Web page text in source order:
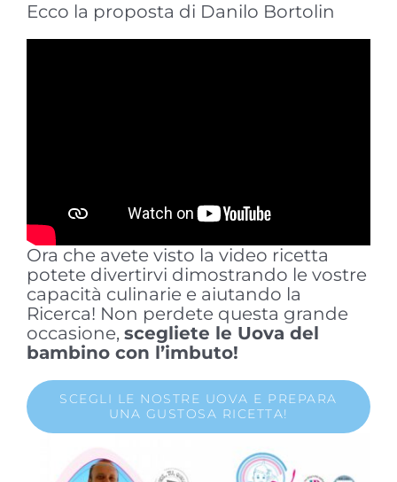
Ecco la proposta di Danilo Bortolin
Ora che avete visto la video ricetta
potete divertirvi dimostrando le vostre
capacità culinarie e aiutando la
Ricerca! Non perdete questa grande
occasione, scegliete le Uova del
bambino con l’imbuto!
SCEGLI LE NOSTRE UOVA E PREPARA
UNA GUSTOSA RICETTA!